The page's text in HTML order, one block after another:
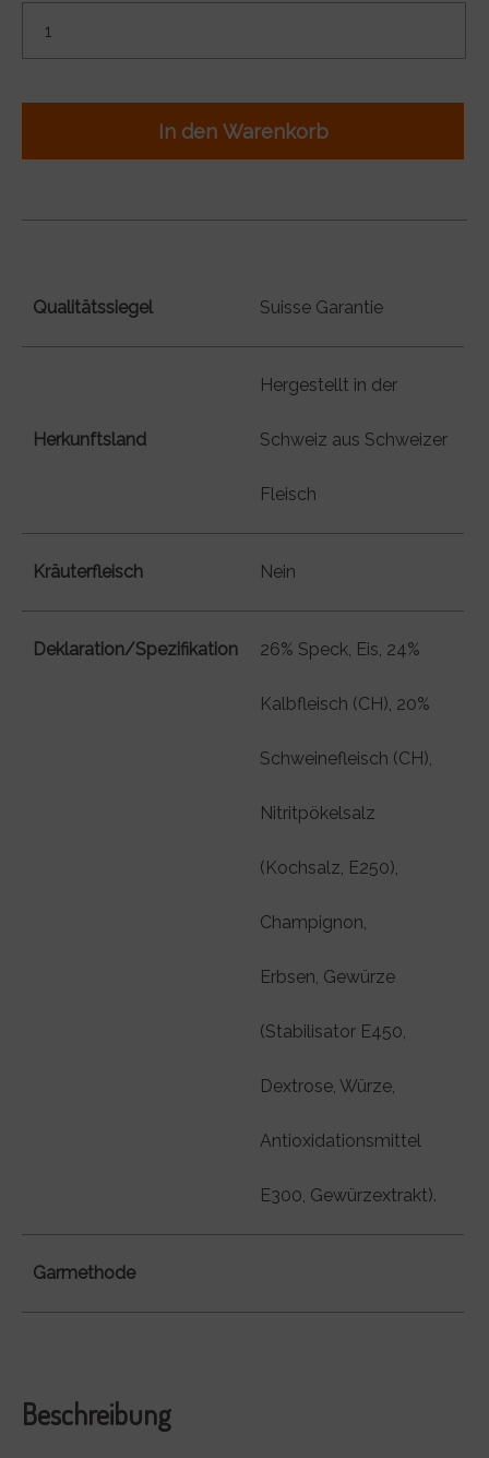
In den Warenkorb
Qualitätssiegel Suisse Garantie
Herkunftsland
Hergestellt in der
Schweiz aus Schweizer
Fleisch
Kräuterfleisch Nein
Deklaration/Spezifikation 26% Speck, Eis, 24%
Kalbfleisch (CH), 20%
Schweinefleisch (CH),
Nitritpökelsalz
(Kochsalz, E250),
Champignon,
Erbsen, Gewürze
(Stabilisator E450,
Dextrose, Würze,
Antioxidationsmittel
E300, Gewürzextrakt).
Garmethode
Beschreibung